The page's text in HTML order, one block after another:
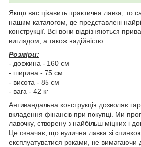
Якщо вас цікавить практична лавка, то
нашим каталогом, де представлені
конструкції. Всі вони відрізняються
виглядом, а також надійністю.
Розміри:
- довжина - 160 см
- ширина - 75 см
- висота - 85 см
- вага - 42 кг
Антивандальна конструкція дозволяє
вкладення фінансів при покупці. Ми
лавочку, створену з найбільш міцних і
Це означає, що вулична лавка зі
експлуатуватися роками, не вимагаючи